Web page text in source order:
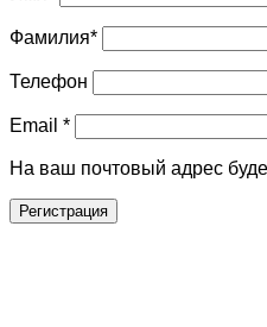
Фамилия*
Телефон
Email *
На ваш почтовый адрес
Регистрация